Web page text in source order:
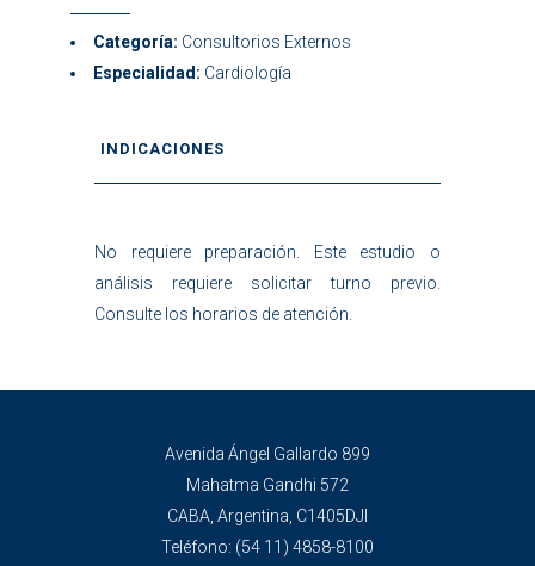
Categoría: Consultorios Externos
Especialidad: Cardiología
INDICACIONES
No requiere preparación. Este estudio o
análisis requiere solicitar turno previo.
Consulte los horarios de atención.
Avenida Ángel Gallardo 899
Mahatma Gandhi 572
CABA, Argentina, C1405DJI
Teléfono: (54 11) 4858-8100